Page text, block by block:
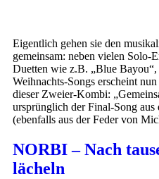
Eigentlich gehen sie den
gemeinsam: neben vielen Solo-
Duetten wie z.B. „Blue
Weihnachts-Songs erscheint
dieser Zweier-Kombi:
ursprünglich der Final-Song
(ebenfalls aus der Feder von
NORBI – Nach
lächeln